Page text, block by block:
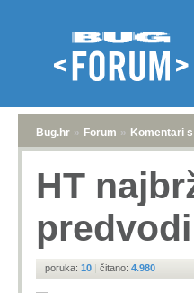
Bug.hr » Forum » Komentari
HT
poruka: 10 | čitano: 4.980